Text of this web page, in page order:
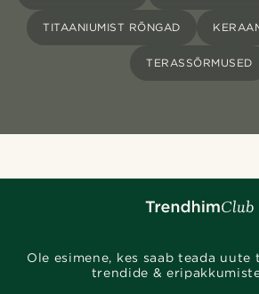
TITAANIUMIST RÕNGAD
TERASSÕRMUSED
Ole esimene, kes saab teada
trendide &